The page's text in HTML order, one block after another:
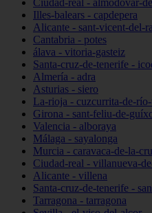
Ciudad-real - almodóvar-
Illes-balears - capdepera
Alicante - sant-vicent-del-
Cantabria - potes
álava - vitoria-gasteiz
Santa-cruz-de-tenerife -
Almería - adra
Asturias - siero
La-rioja - cuzcurrita-de-
Girona - sant-feliu-de-
Valencia - alboraya
Málaga - sayalonga
Murcia - caravaca-de-la-
Ciudad-real - villanueva-
Alicante - villena
Santa-cruz-de-tenerife -
Tarragona - tarragona